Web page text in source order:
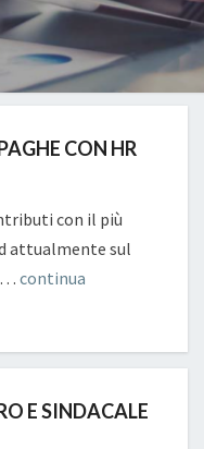
CON HR
con il più
attualmente sul
…continua
E SINDACALE